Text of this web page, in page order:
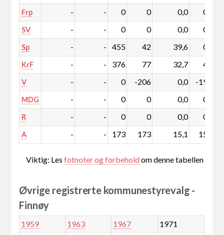
Frp - - 0 0 0,0 0,0
SV - - 0 0 0,0 0,0
Sp - - 455 42 39,6 0,8
KrF - - 376 77 32,7 4,6
V - - 0 -206 0,0 -19,3
MDG - - 0 0 0,0 0,0
R - - 0 0 0,0 0,0
A - - 173 173 15,1 15,1
Viktig: Lesfotnoter og forbeholdom denne tabellen
Øvrige registrerte kommunestyrevalg -
Finnøy
1959 1963 1967
1971